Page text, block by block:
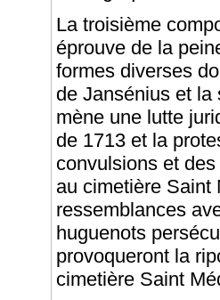
La troisième
éprouve de la
formes diverses
de Jansénius et
mène une lutte
de 1713 et la
convulsions et
au cimetière Saint
ressemblances
huguenots
provoqueront la
cimetière Saint